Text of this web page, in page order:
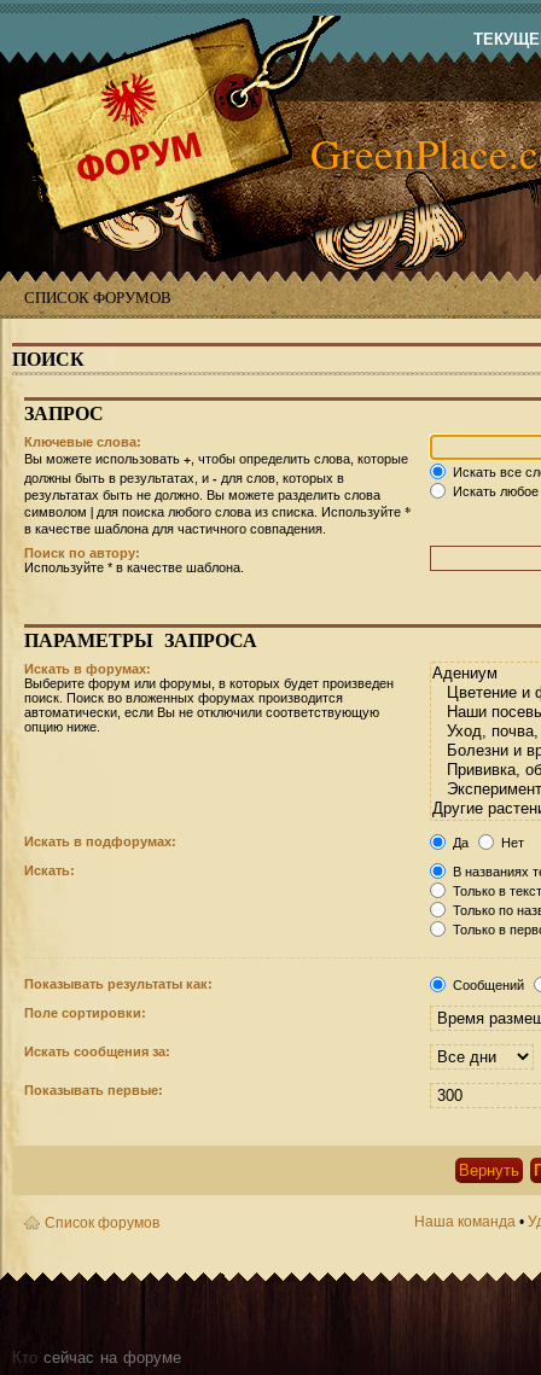
СПИСОК ФОРУМОВ
ПОИСК
ЗАПРОС
Ключевые слова:
Вы можете использовать + , чтобы определить слова, которые
должны быть в результатах, и - для слов, которых в
результатах быть не должно. Вы можете разделить слова
символом | для поиска любого слова из списка. Используйте *
в качестве шаблона для частичного совпадения.
Искать все
Искать
Поиск по автору:
Используйте * в качестве шаблона.
ПАРАМЕТРЫ ЗАПРОСА
Искать в форумах:
Выберите форум или форумы, в которых будет произведен
поиск. Поиск во вложенных форумах производится
автоматически, если Вы не отключили соответствующую
опцию ниже.
Искать в подфорумах: Да
Нет
Искать:
В названиях
Только в
Только по
Только в
Показывать результаты как:
Сообщений
Поле сортировки:
Искать сообщения за:
Показывать первые:
Список форумов Наша команда •
Кто сейчас на форуме